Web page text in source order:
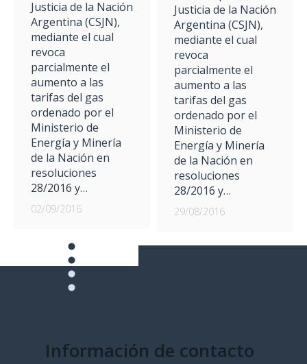
Justicia de la Nación
Argentina (CSJN),
mediante el cual
revoca
parcialmente el
aumento a las
tarifas del gas
ordenado por el
Ministerio de
Energía y Minería
de la Nación en
resoluciones
28/2016 y…
02/09/2016
Justicia de la Nación
Argentina (CSJN),
mediante el cual
revoca
parcialmente el
aumento a las
tarifas del gas
ordenado por el
Ministerio de
Energía y Minería
de la Nación en
resoluciones
28/2016 y…
29/08/2016
Información de contacto